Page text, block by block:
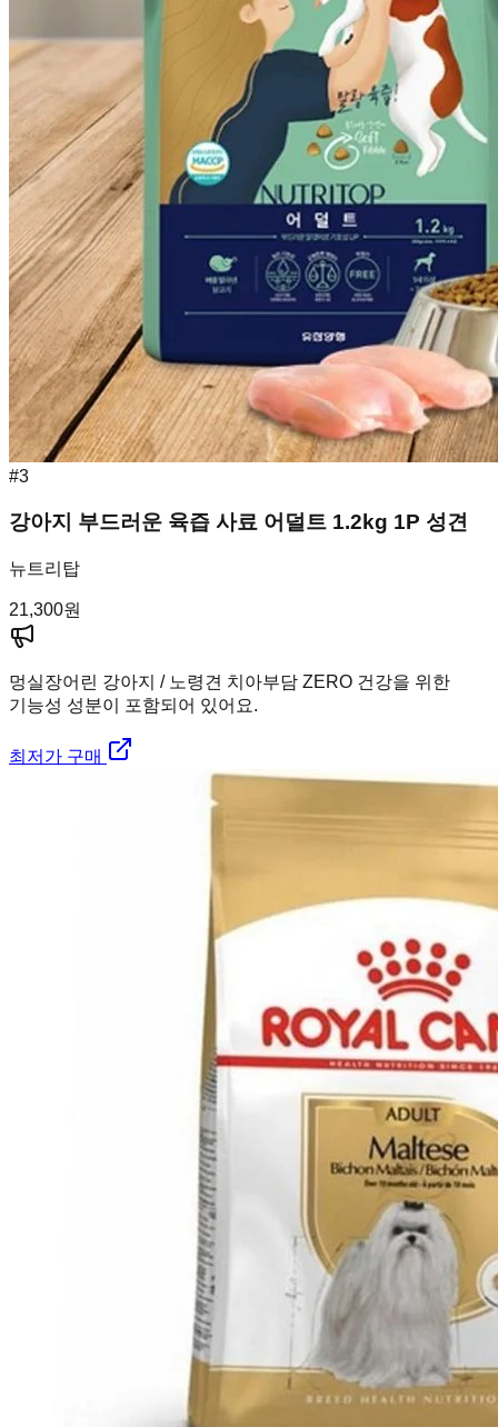
#3
강아지 부드러운 육즙 사료 어덜트 1.2kg 1P 성견
뉴트리탑
21,300원
멍실장어린 강아지 / 노령견 치아부담 ZERO 건강을 위한
기능성 성분이 포함되어 있어요.
최저가 구매